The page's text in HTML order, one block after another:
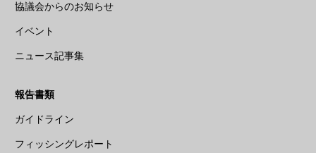
協議会からのお知らせ
イベント
ニュース記事集
報告書類
ガイドライン
フィッシングレポート